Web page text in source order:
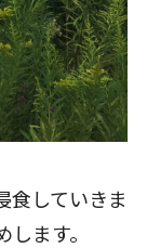
食していきま
ます。